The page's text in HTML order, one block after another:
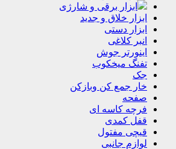
ابزار برقی و شارژی
ابزار خلاق و جدید
ابزار دستی
انبر کلاغی
اینورتر جوش
تفنگ میخکوب
جک
خار جمع کن وبازکن
صفحه
فرچه کاسه ای
قفل کمدی
قیچی مفتول
لوازم جانبی